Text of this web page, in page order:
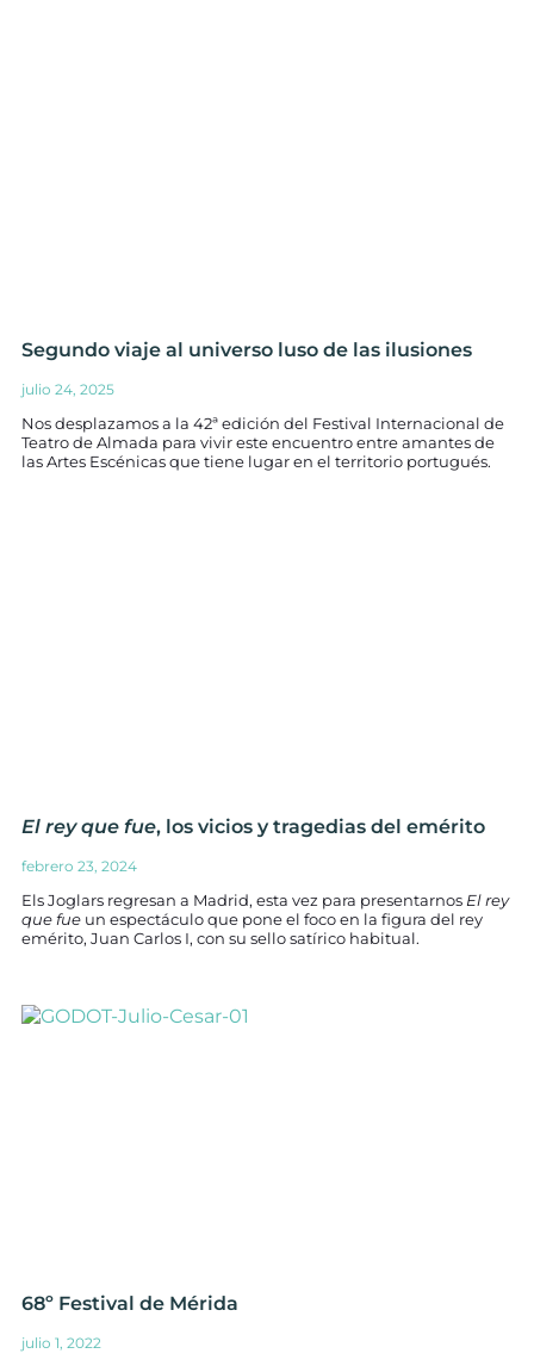
Segundo viaje al universo luso de las ilusiones
julio 24, 2025
Nos desplazamos a la 42ª edición del Festival Internacional de
Teatro de Almada para vivir este encuentro entre amantes de
las Artes Escénicas que tiene lugar en el territorio portugués.
El rey que fue, los vicios y tragedias del emérito
febrero 23, 2024
Els Joglars regresan a Madrid, esta vez para presentarnos El rey
que fue un espectáculo que pone el foco en la figura del rey
emérito, Juan Carlos I, con su sello satírico habitual.
68º Festival de Mérida
julio 1, 2022